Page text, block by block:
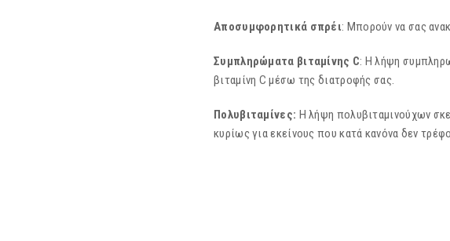
Αποσυμφορητικά σπρέι: Μπορούν να σας
Συμπληρώματα βιταμίνης C: Η λήψη
βιταμίνη C μέσω της διατροφής σας.
Πολυβιταμίνες: Η λήψη πολυβιταμινούχων
κυρίως για εκείνους που κατά κανόνα δεν